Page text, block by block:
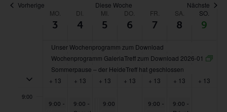
Vorherige Diese Woche Nächste
WOCHE
VERANSTALTUNGEN
MO.
3
DI.
4
MI.
5
DO.
6
FR.
7
SA.
8
SO.
9
Mehrtägig umschalten Veranstaltungen
Unser Wochenprogramm zum Download
Wochenprogramm GaleriaTreff zum Download 2026-01
Sommerpause – der HeideTreff hat geschlossen
+ 13
+ 13 + 13 + 13 + 13 + 13 + 13
9:00
August 3, 2026
9:00 - 11:30
August 4, 2026
9:00 - 11:00August 5, 2026
9:00-
August 5, 2026
9:00-
August 5, 2026
9:00 August 7, 2026
9:00 - 14:00
August 8, 2026
9:00 -